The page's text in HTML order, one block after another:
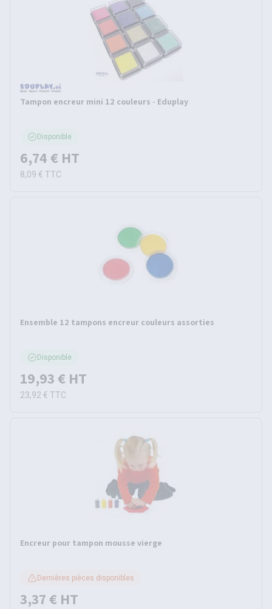
Tampon encreur mini 12 couleurs - Eduplay
Disponible
6,74 € HT
8,09 € TTC
Ensemble 12 tampons encreur couleurs assorties
Disponible
19,93 € HT
23,92 € TTC
Encreur pour tampon mousse vierge
Dernières pièces disponibles
3,37 € HT